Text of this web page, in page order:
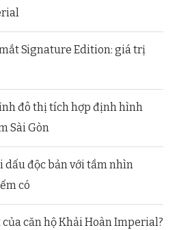
Signature Edition: giá trị
đô thị tích hợp định hình
Sài Gòn
độc bản với tầm nhìn
có
căn hộ Khải Hoàn Imperial?